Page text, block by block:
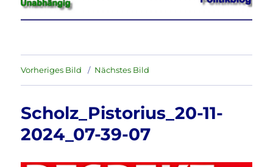
Vorheriges Bild Nächstes Bild
Scholz_Pistorius_20-11-
2024_07-39-07